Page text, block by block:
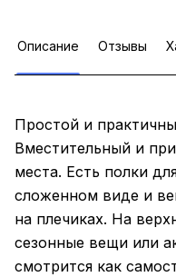
Описание Отзывы
Простой и
Вместительный и
места. Есть полки
сложенном виде и
на плечиках. На
сезонные вещи или
смотрится как